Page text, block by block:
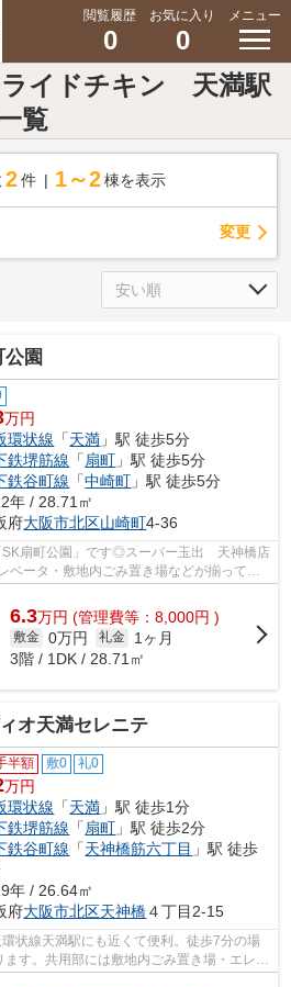
閲覧履歴
0
お気に入り
0
メニュー
イドチキン 天満駅
覧
2 件 1～2 棟を表示
変更
園
万円
環状線 「天満 」駅 徒歩5分
鉄堺筋線 「 扇町 」駅 徒歩5分
鉄谷町線 「中崎町 」駅 徒歩5分
年 / 28.71㎡
府大阪市北区山崎町4-36
SK扇町公園」です◎スーパー玉出 天神橋店
ベータ・敷地内ごみ置き場などが揃ってお
的な眺めが...
6.3万円 (管理費等：8,000円 )
敷金 0万円 礼金
1ヶ月
3階 / 1DK / 28.71㎡
オ天満セレニテ
半額 敷0 礼0
万円
環状線 「天満 」駅 徒歩1分
鉄堺筋線 「 扇町 」駅 徒歩2分
鉄谷町線 「天神橋筋六丁目 」駅 徒歩
年 / 26.64㎡
府大阪市北区天神橋４丁目2-15
状線天満駅にも近くて便利。徒歩7分の場
す。共用部には敷地内ごみ置き場・エレベ
実し...